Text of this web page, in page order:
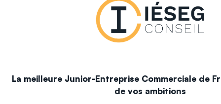
La meilleure Junior-Entreprise Commerciale de
de vos ambitions